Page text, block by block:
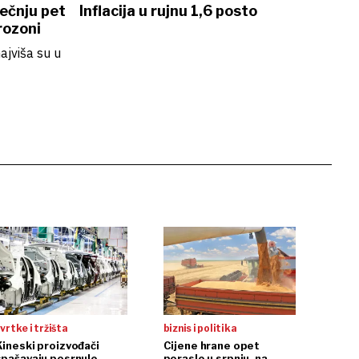
pet
su u
Inflacija u rujnu 1,6 posto
i tržišta
proizvođači
biznis i politika
Cijene hrane opet